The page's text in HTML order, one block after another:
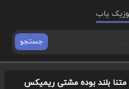
یاب
جستجو
بلند بوده مشتی ریمیکس